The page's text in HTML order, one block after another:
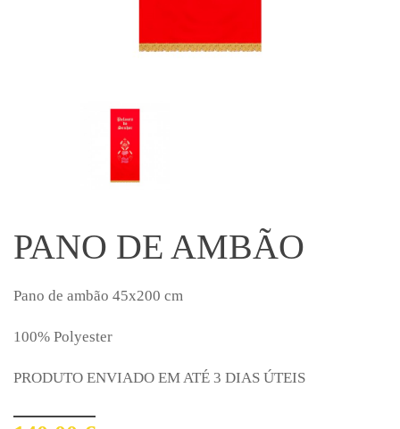
PANO DE AMBÃO
Pano de ambão 45x200 cm
100% Polyester
PRODUTO ENVIADO EM ATÉ 3 DIAS ÚTEIS